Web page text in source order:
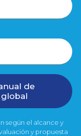
de
según el alcance y
y propuesta